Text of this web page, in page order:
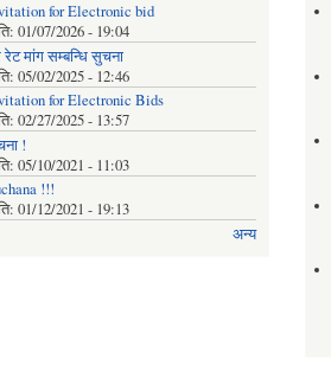
for Electronic bid
01/07/2026 - 19:04
रेट मांग सम्बन्धि सुचना
05/02/2025 - 12:46
for Electronic Bids
02/27/2025 - 13:57
!
05/10/2021 - 11:03
!!!
01/12/2021 - 19:13
अन्य